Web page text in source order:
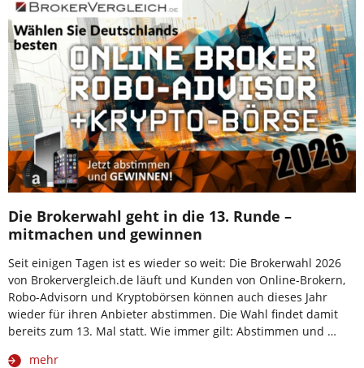
Die Brokerwahl geht in die 13. Runde –
mitmachen und gewinnen
Seit einigen Tagen ist es wieder so weit: Die Brokerwahl 2026
von Brokervergleich.de läuft und Kunden von Online-Brokern,
Robo-Advisorn und Kryptobörsen können auch dieses Jahr
wieder für ihren Anbieter abstimmen. Die Wahl findet damit
bereits zum 13. Mal statt. Wie immer gilt: Abstimmen und …
mehr